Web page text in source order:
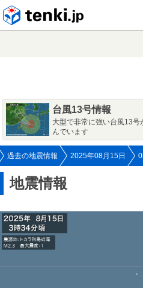
台風13号情報
大型で非常に強い台風13
んでいます
過去の地震情報 2025年08月15日
地震情報